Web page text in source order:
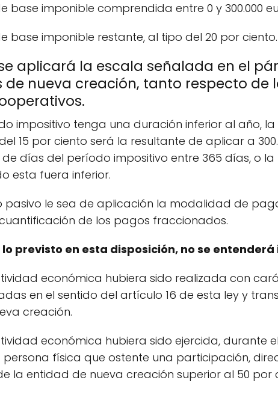
base imponible comprendida entre 0 y 300.000
base imponible restante, al tipo del 20 por ciento.
aplicará la escala señalada en el
nueva creación, tanto respecto de
impositivo tenga una duración inferior al año,
15 por ciento será la resultante de aplicar a
de días del período impositivo entre 365 días, o
esta fuera inferior.
pasivo le sea de aplicación la modalidad de
de los pagos fraccionados.
lo previsto en esta disposición, no se
económica hubiera sido realizada con
en el sentido del artículo 16 de esta ley y
creación.
económica hubiera sido ejercida, durante
física que ostente una participación,
la entidad de nueva creación superior al 50 por